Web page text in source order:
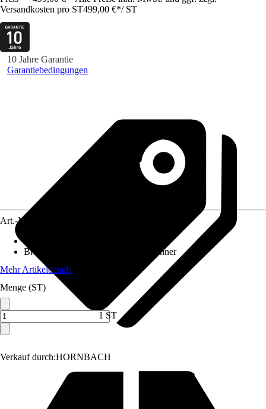
Versandkosten pro ST499,00 €*/ ST
10 Jahre Garantie
Garantiebedingungen
Verkauf durch:HORNBACH
Art.-Nr.
Brenneranzahl
4 Brenner, Seitenbrenner
Mehr Artikeldetails
Menge (ST)
1 ST